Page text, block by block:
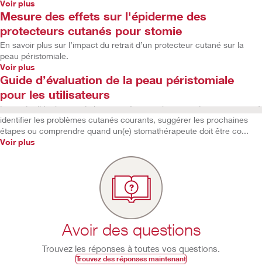
Voir plus
Mesure des effets sur l'épiderme des
protecteurs cutanés pour stomie
En savoir plus sur l’impact du retrait d’un protecteur cutané sur la
peau péristomiale.
Voir plus
Guide d’évaluation de la peau péristomiale
pour les utilisateurs
Le guide d'évaluation de la peau péristomiale peut aider vos patients à
identifier les problèmes cutanés courants, suggérer les prochaines
étapes ou comprendre quand un(e) stomathérapeute doit être co...
Voir plus
Avoir des questions
Trouvez les réponses à toutes vos questions.
Trouvez des réponses maintenant